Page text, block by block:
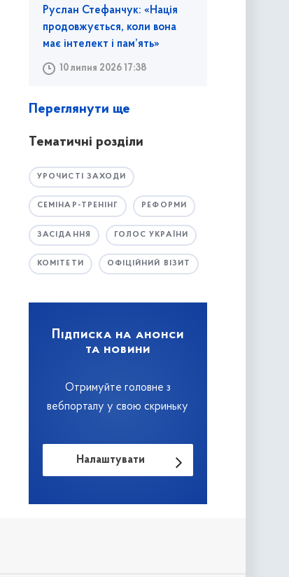
Руслан Стефанчук: «Нація
продовжується, коли вона
має інтелект і пам’ять»
10 липня 2026 17:38
Переглянути ще
Тематичні розділи
УРОЧИСТІ ЗАХОДИ
СЕМІНАР-ТРЕНІНГ РЕФОРМИ
ЗАСІДАННЯ ГОЛОС УКРАЇНИ
КОМІТЕТИ ОФІЦІЙНИЙ ВІЗИТ
Підписка на анонси
та новини
Отримуйте головне з
вебпорталу у свою скриньку
Налаштувати